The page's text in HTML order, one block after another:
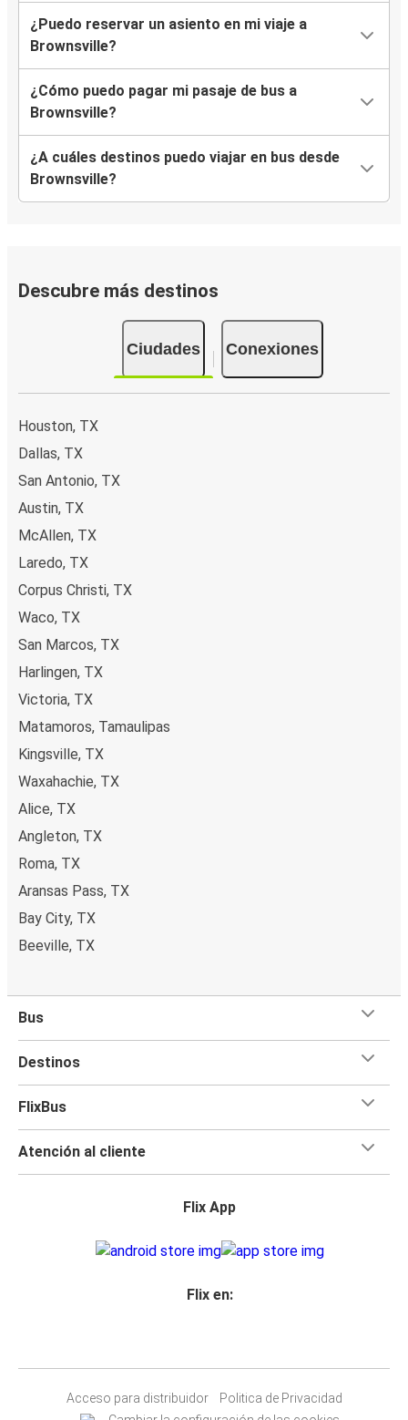
¿Puedo reservar un asiento en mi viaje a
Brownsville?
¿Cómo puedo pagar mi pasaje de bus a
Brownsville?
¿A cuáles destinos puedo viajar en bus desde
Brownsville?
Descubre más destinos
Ciudades Conexiones
Houston, TX
Dallas, TX
San Antonio, TX
Austin, TX
McAllen, TX
Laredo, TX
Corpus Christi, TX
Waco, TX
San Marcos, TX
Harlingen, TX
Victoria, TX
Matamoros, Tamaulipas
Kingsville, TX
Waxahachie, TX
Alice, TX
Angleton, TX
Roma, TX
Aransas Pass, TX
Bay City, TX
Beeville, TX
Bus
Destinos
FlixBus
Atención al cliente
Flix App
Flix en:
Acceso para distribuidor
Politica de Privacidad